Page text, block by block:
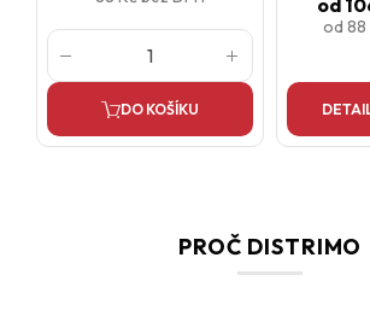
DO KOŠÍKU
od 88
PROČ DISTRIMO